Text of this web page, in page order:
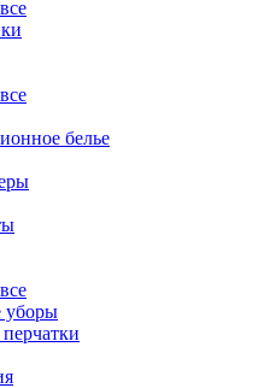
белье
уборы